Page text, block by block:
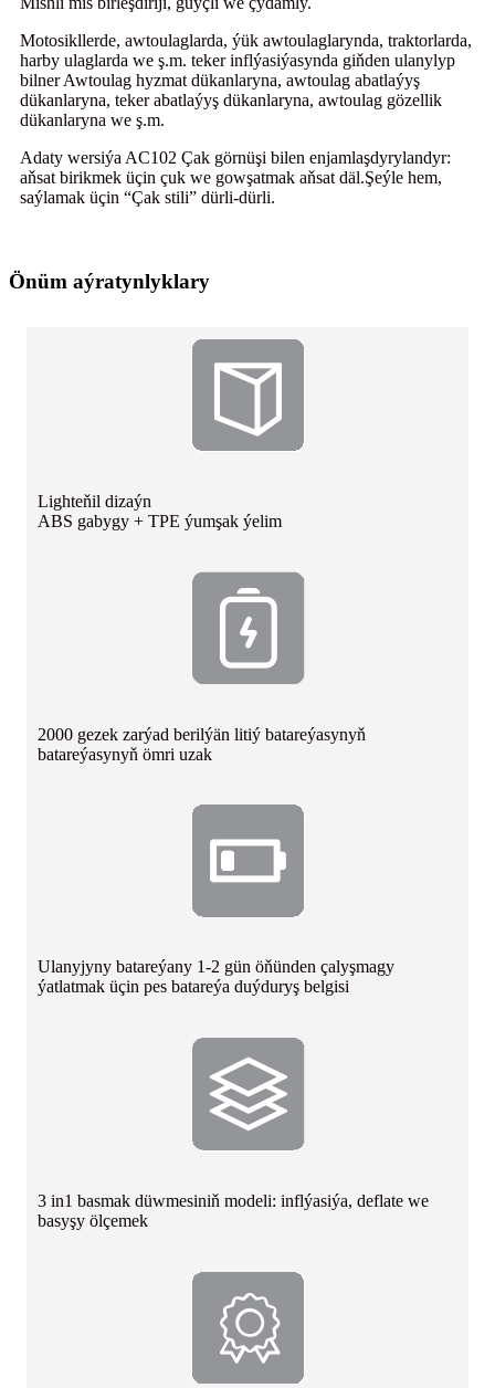
Motosikllerde, awtoulaglarda, ýük awtoulaglarynda, traktorlarda,
harby ulaglarda we ş.m. teker inflýasiýasynda giňden ulanylyp
bilner Awtoulag hyzmat dükanlaryna, awtoulag abatlaýyş
dükanlaryna, teker abatlaýyş dükanlaryna, awtoulag gözellik
dükanlaryna we ş.m.
Adaty wersiýa AC102 Çak görnüşi bilen enjamlaşdyrylandyr:
aňsat birikmek üçin çuk we gowşatmak aňsat däl.Şeýle hem,
saýlamak üçin “Çak stili” dürli-dürli.
Önüm aýratynlyklary
Lighteňil dizaýn
ABS gabygy + TPE ýumşak ýelim
2000 gezek zarýad berilýän litiý batareýasynyň
batareýasynyň ömri uzak
Ulanyjyny batareýany 1-2 gün öňünden çalyşmagy
ýatlatmak üçin pes batareýa duýduryş belgisi
3 in1 basmak düwmesiniň modeli: inflýasiýa, deflate we
basyşy ölçemek